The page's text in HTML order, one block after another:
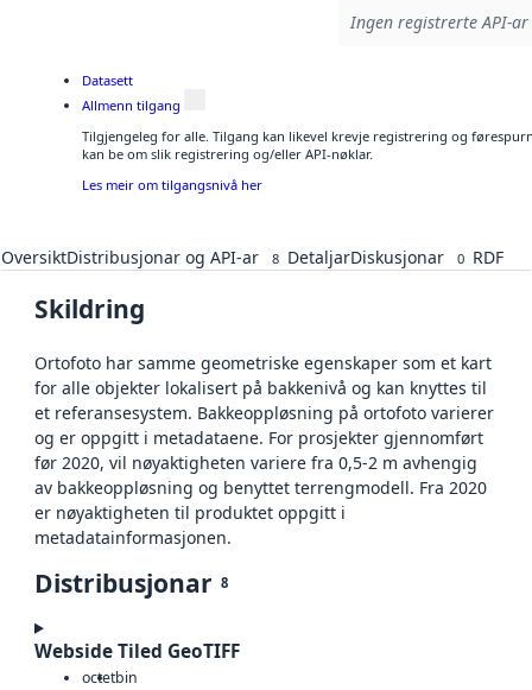
Ingen registrerte API-
Datasett
Allmenn tilgang
Tilgjengeleg for alle. Tilgang kan likevel krevje registrering og
kan be om slik registrering og/eller API-nøklar.
Les meir om tilgangsnivå her
OversiktDistribusjonar og API-ar 8 DetaljarDiskusjonar 0 RDF
Skildring
Ortofoto har samme geometriske egenskaper som et kart
for alle objekter lokalisert på bakkenivå og kan knyttes til
et referansesystem. Bakkeoppløsning på ortofoto varierer
og er oppgitt i metadataene. For prosjekter gjennomført
før 2020, vil nøyaktigheten variere fra 0,5-2 m avhengig
av bakkeoppløsning og benyttet terrengmodell. Fra 2020
er nøyaktigheten til produktet oppgitt i
metadatainformasjonen.
Distribusjonar 8
Webside Tiled GeoTIFF
octetbin